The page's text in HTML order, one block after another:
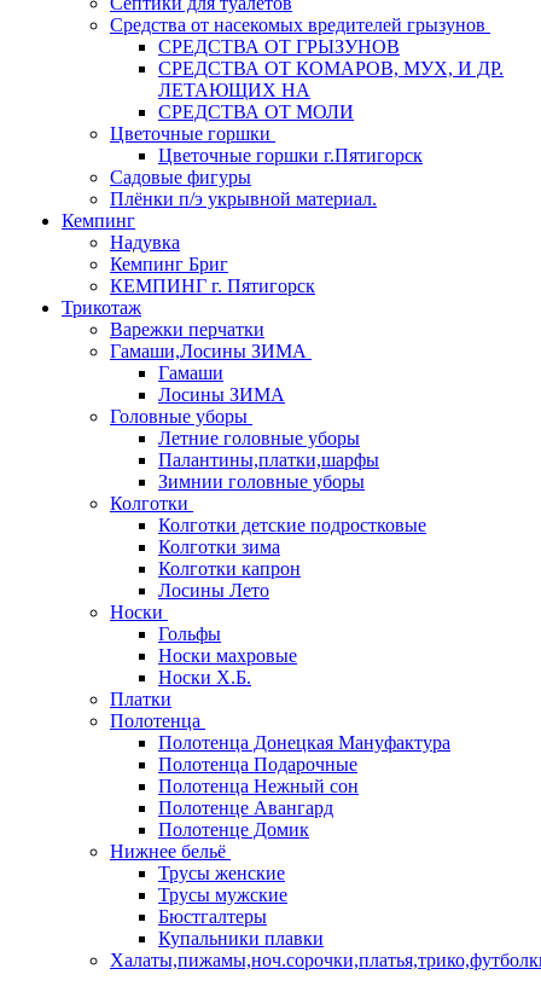
Средства от насекомых вредителей грызунов
СPEДСТВА ОТ ГРЫЗУНОВ
СРЕДСТВА ОТ КОМАРОВ, МУХ, И ДР.
ЛЕТАЮЩИХ НА
СРЕДСТВА ОТ МОЛИ
Цветочные горшки
Цветочные горшки г.Пятигорск
Садовые фигуры
Плёнки п/э укрывной материал.
Кемпинг
Надувка
Кемпинг Бриг
КЕМПИНГ г. Пятигорск
Трикотаж
Варежки перчатки
Гамаши,Лосины ЗИМА
Гамаши
Лосины ЗИМА
Головные уборы
Летние головные уборы
Палантины,платки,шарфы
Зимнии головные уборы
Колготки
Колготки детские подростковые
Колготки зима
Колготки капрон
Лосины Лето
Носки
Гольфы
Носки махровые
Носки Х.Б.
Платки
Полотенца
Полотенца Донецкая Мануфактура
Полотенца Подарочные
Полотенца Нежный сон
Полотенце Авангард
Полотенце Домик
Нижнее бельё
Трусы женские
Трусы мужские
Бюстгалтеры
Купальники плавки